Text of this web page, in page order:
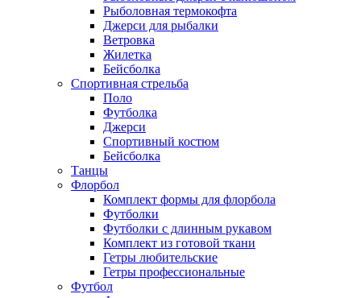
Рыболовная термокофта
Джерси для рыбалки
Ветровка
Жилетка
Бейсболка
Спортивная стрельба
Поло
Футболка
Джерси
Спортивный костюм
Бейсболка
Танцы
Флорбол
Комплект формы для флорбола
Футболки
Футболки с длинным рукавом
Комплект из готовой ткани
Гетры любительские
Гетры профессиональные
Футбол